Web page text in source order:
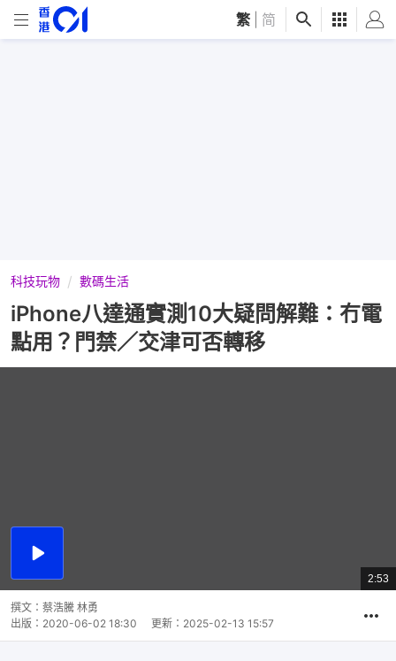
繁 简
科技玩物 數碼生活
iPhone八達通實測10大疑問解難：冇電
點用？門禁／交津可否轉移
播
總
共
2:53
撰文： 蔡浩騰 林勇
出版： 2020-06-02 18:30 更新： 2025-02-13 15:57